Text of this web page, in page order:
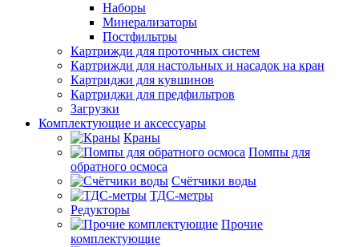
Наборы
Минерализаторы
Постфильтры
Картрижди для проточных систем
Картрижди для настольных и насадок на кран
Картриджи для кувшинов
Картриджи для предфильтров
Загрузки
Комплектующие и аксессуары
Краны
Помпы для
обратного осмоса
Счётчики воды
ТДС-метры
Редукторы
Прочие
комплектующие